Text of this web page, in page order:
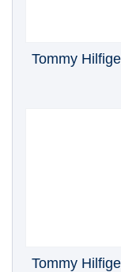
Tommy
Tommy